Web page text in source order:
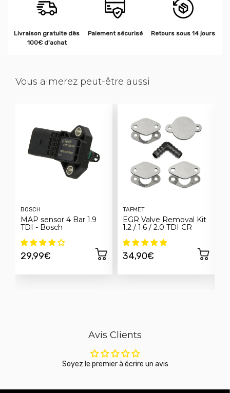
Livraison gratuite dès
100€ d'achat
Paiement sécurisé Retours sous 14 jours
Vous aimerez peut-être aussi
BOSCH
MAP sensor 4 Bar 1.9
TDI - Bosch
29,99€
TAFMET
EGR Valve Removal Kit
1.2 / 1.6 / 2.0 TDI CR
34,90€
Avis Clients
Soyez le premier à écrire un avis